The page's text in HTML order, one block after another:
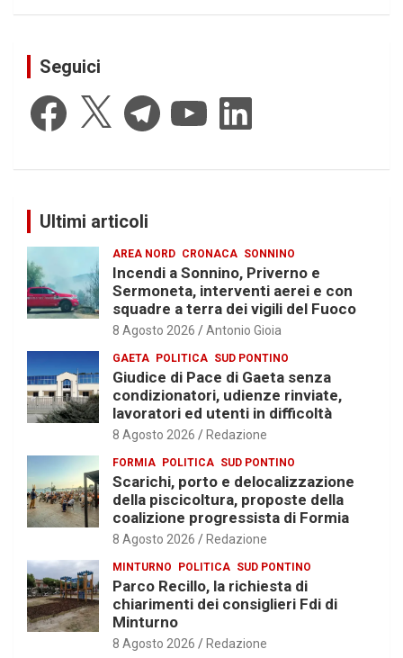
Seguici
Facebook Telegram YouTube LinkedIn
Ultimi articoli
AREA NORD CRONACA SONNINO
Incendi a Sonnino, Priverno e
Sermoneta, interventi aerei e con
squadre a terra dei vigili del Fuoco
8 Agosto 2026 Antonio Gioia
GAETA POLITICA SUD PONTINO
Giudice di Pace di Gaeta senza
condizionatori, udienze rinviate,
lavoratori ed utenti in difficoltà
8 Agosto 2026 Redazione
FORMIA POLITICA SUD PONTINO
Scarichi, porto e delocalizzazione
della piscicoltura, proposte della
coalizione progressista di Formia
8 Agosto 2026 Redazione
MINTURNO POLITICA SUD PONTINO
Parco Recillo, la richiesta di
chiarimenti dei consiglieri Fdi di
Minturno
8 Agosto 2026 Redazione